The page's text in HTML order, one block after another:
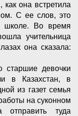
она встретила
С ее слов, это
школе. Во время
учительница
она сказала:
старшие девочки
в Казахстан, в
из газет семья
на суконном
туда